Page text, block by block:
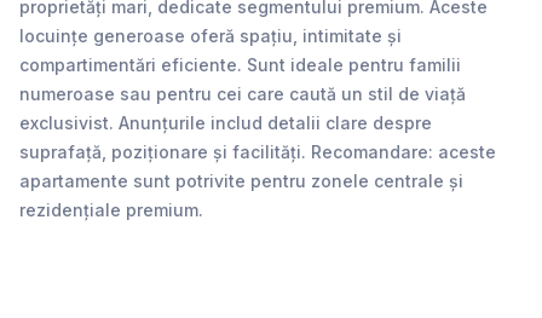
proprietăți mari, dedicate segmentului premium. Aceste
locuințe generoase oferă spațiu, intimitate și
compartimentări eficiente. Sunt ideale pentru familii
numeroase sau pentru cei care caută un stil de viață
exclusivist. Anunțurile includ detalii clare despre
suprafață, poziționare și facilități. Recomandare: aceste
apartamente sunt potrivite pentru zonele centrale și
rezidențiale premium.